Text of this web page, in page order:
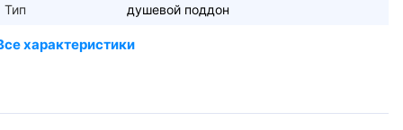
Тип душевой поддон